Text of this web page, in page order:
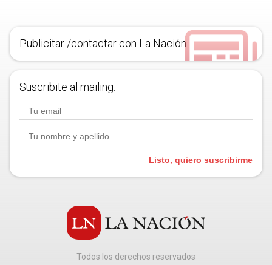
Publicitar /contactar con La Nación
Suscribite al mailing.
Listo, quiero suscribirme
Todos los derechos reservados